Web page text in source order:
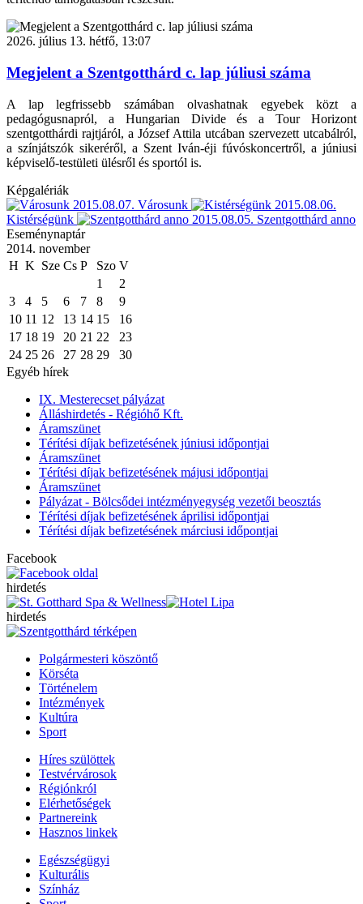
2026. július 13. hétfő, 13:07
Megjelent a Szentgotthárd c. lap júliusi száma
A lap legfrissebb számában olvashatnak egyebek közt a
pedagógusnapról, a Hungarian Divide és a Tour Horizont
szentgotthárdi rajtjáról, a József Attila utcában szervezett utcabálról,
a színjátszók sikeréről, a Szent Iván-éji fúvóskoncertről, a júniusi
képviselő-testületi ülésről és sportól is.
Képgalériák
2015.08.07. Városunk
2015.08.06.
Kistérségünk
2015.08.05. Szentgotthárd anno
Eseménynaptár
2014. november
H K Sze Cs P Szo V
1
2
3
4 5 6 7 8
9
10 11 12 13 14 15
16
17 18 19 20 21 22
23
24 25 26 27 28 29
30
Egyéb hírek
IX. Mesterecset pályázat
Álláshirdetés - Régióhő Kft.
Áramszünet
Térítési díjak befizetésének júniusi időpontjai
Áramszünet
Térítési díjak befizetésének májusi időpontjai
Áramszünet
Pályázat - Bölcsődei intézményegység vezetői beosztás
Térítési díjak befizetésének áprilisi időpontjai
Térítési díjak befizetésének márciusi időpontjai
Facebook
hirdetés
hirdetés
Polgármesteri köszöntő
Körséta
Történelem
Intézmények
Kultúra
Sport
Híres szülöttek
Testvérvárosok
Régiónkról
Elérhetőségek
Partnereink
Hasznos linkek
Egészségügyi
Kulturális
Színház